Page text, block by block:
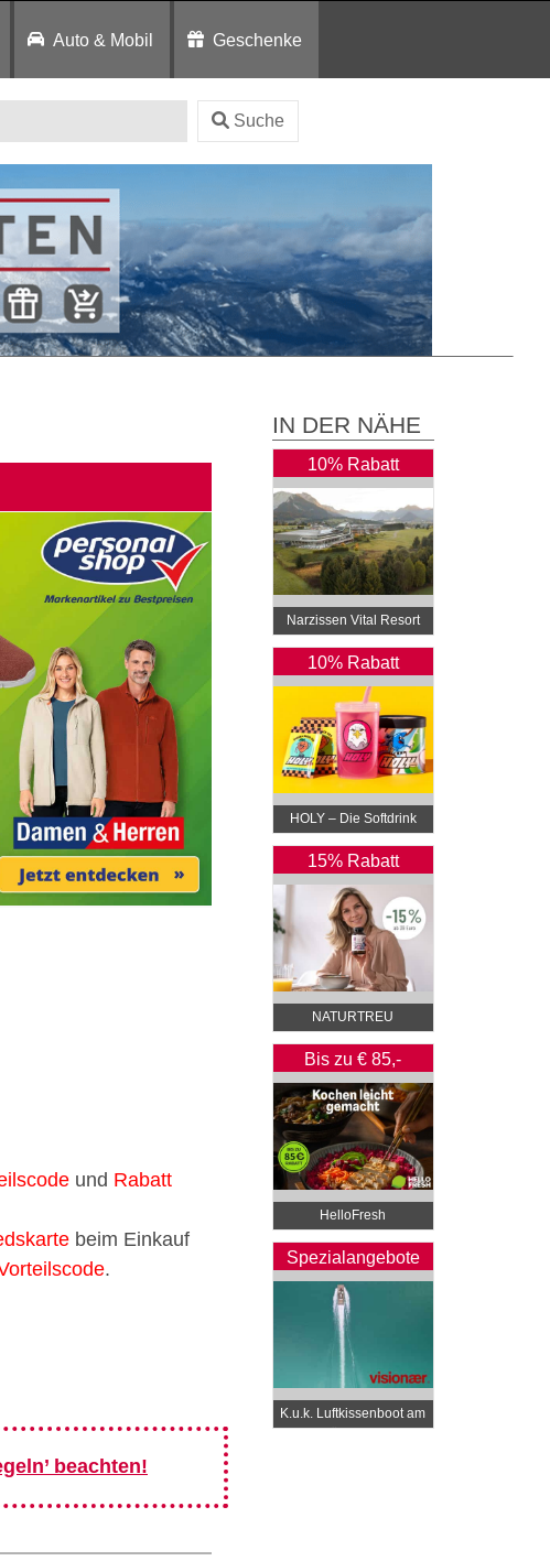
Auto & Mobil Geschenke
Suche
und Rabatt
beim Einkauf
.
beachten!
IN DER NÄHE
10% Rabatt
Narzissen Vital Resort
10% Rabatt
HOLY – Die Softdrink
Revolution
15% Rabatt
NATURTREU
Bis zu € 85,-
Rabatt
HelloFresh
Spezialangebote
K.u.k. Luftkissenboot am
Wörthersee